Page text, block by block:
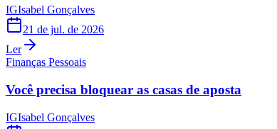
IGIsabel Gonçalves
21 de jul. de 2026
Ler
Finanças Pessoais
Você precisa bloquear as casas de aposta
IGIsabel Gonçalves